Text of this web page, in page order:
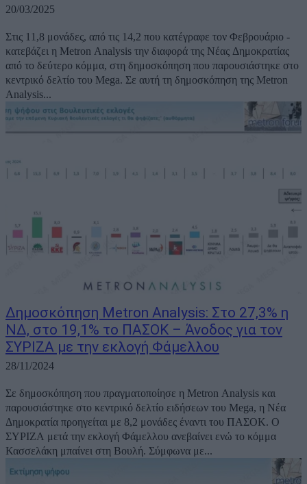
20/03/2025
Στις 11,8 μονάδες, από τις 14,2 που κατέγραφε τον Φεβρουάριο -
κατεβάζει η Metron Analysis την διαφορά της Νέας Δημοκρατίας
από το δεύτερο κόμμα, στη δημοσκόπηση που παρουσιάστηκε στο
κεντρικό δελτίο του Mega. Σε αυτή τη δημοσκόπηση της Metron
Analysis...
Δημοσκόπηση Metron Analysis: Στο 27,3% η
ΝΔ, στο 19,1% το ΠΑΣΟΚ – Άνοδος για τον
ΣΥΡΙΖΑ με την εκλογή Φάμελλου
28/11/2024
Σε δημοσκόπηση που πραγματοποίησε η Metron Analysis και
παρουσιάστηκε στο κεντρικό δελτίο ειδήσεων του Mega, η Νέα
Δημοκρατία προηγείται με 8,2 μονάδες έναντι του ΠΑΣΟΚ. Ο
ΣΥΡΙΖΑ μετά την εκλογή Φάμελλου ανεβαίνει ενώ το κόμμα
Κασσελάκη μπαίνει στη Βουλή. Σύμφωνα με...